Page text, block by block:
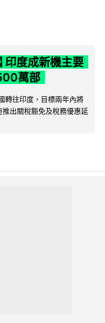
印度成新機主要
萬部
轉往印度，目標兩年內將
出關稅豁免及稅務優惠延